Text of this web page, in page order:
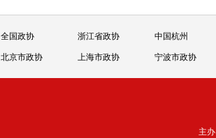
全国政协 浙江省政协 中国杭州
北京市政协 上海市政协 宁波市政协
主